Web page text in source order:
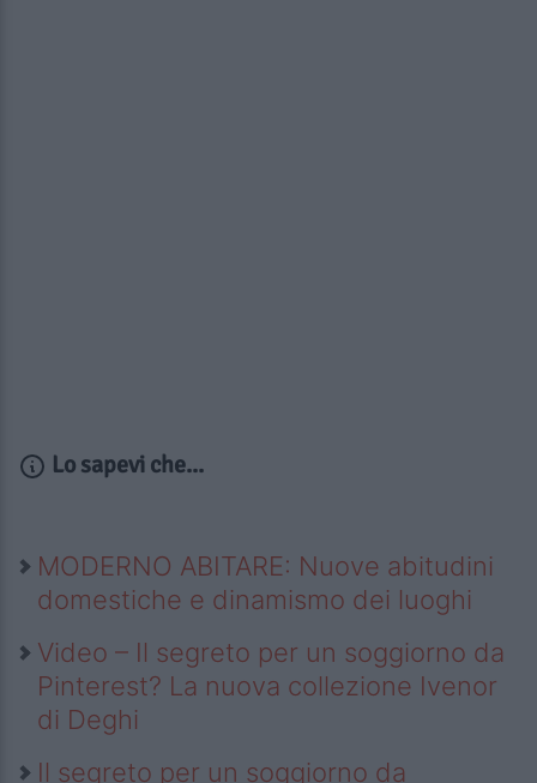
Lo sapevi che...
MODERNO ABITARE: Nuove abitudini
domestiche e dinamismo dei luoghi
Video – Il segreto per un soggiorno da
Pinterest? La nuova collezione Ivenor
di Deghi
Il segreto per un soggiorno da